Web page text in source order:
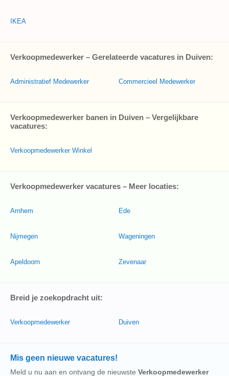
IKEA
Verkoopmedewerker – Gerelateerde vacatures in Duiven:
Administratief Medewerker Commercieel Medewerker
Verkoopmedewerker banen in Duiven – Vergelijkbare
vacatures:
Verkoopmedewerker Winkel
Verkoopmedewerker vacatures – Meer locaties:
Arnhem
Nijmegen
Apeldoorn
Ede
Wageningen
Zevenaar
Breid je zoekopdracht uit:
Verkoopmedewerker Duiven
Mis geen nieuwe vacatures!
Meld u nu aan en ontvang de nieuwste Verkoopmedewerker